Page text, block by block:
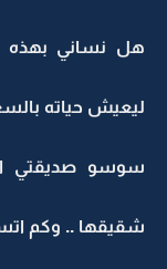
هل نساني بهذه
ليعيش حياته
سوسو صديقتي
شقيقها .. وكم